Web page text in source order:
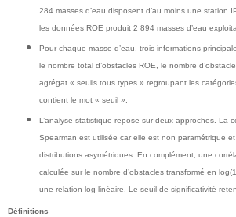
284 masses d’eau disposent d’au moins une station
les données ROE produit 2 894 masses d’eau
Pour chaque masse d’eau, trois informations
le nombre total d’obstacles ROE, le nombre
agrégat « seuils tous types » regroupant les
contient le mot « seuil ».
L’analyse statistique repose sur deux approches. La
Spearman est utilisée car elle est non paramétrique
distributions asymétriques. En complément, une
calculée sur le nombre d’obstacles transformé en
une relation log-linéaire. Le seuil de significativité
Définitions